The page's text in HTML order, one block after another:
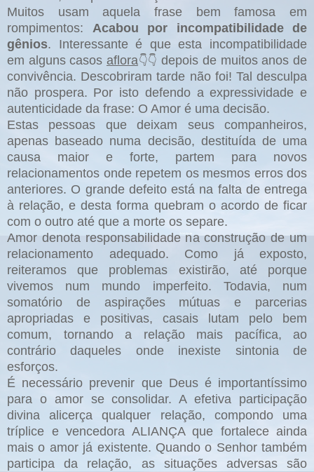
Muitos usam aquela frase bem famosa em
rompimentos: Acabou por incompatibilidade de
gênios. Interessante é que esta incompatibilidade
em alguns casos aflora👇👇 depois de muitos anos de
convivência. Descobriram tarde não foi! Tal desculpa
não prospera. Por isto defendo a expressividade e
autenticidade da frase: O Amor é uma decisão.
Estas pessoas que deixam seus companheiros,
apenas baseado numa decisão, destituída de uma
causa maior e forte, partem para novos
relacionamentos onde repetem os mesmos erros dos
anteriores. O grande defeito está na falta de entrega
à relação, e desta forma quebram o acordo de ficar
com o outro até que a morte os separe.
Amor denota responsabilidade na construção de um
relacionamento adequado. Como já exposto,
reiteramos que problemas existirão, até porque
vivemos num mundo imperfeito. Todavia, num
somatório de aspirações mútuas e parcerias
apropriadas e positivas, casais lutam pelo bem
comum, tornando a relação mais pacífica, ao
contrário daqueles onde inexiste sintonia de
esforços.
É necessário prevenir que Deus é importantíssimo
para o amor se consolidar. A efetiva participação
divina alicerça qualquer relação, compondo uma
tríplice e vencedora ALIANÇA que fortalece ainda
mais o amor já existente. Quando o Senhor também
participa da relação, as situações adversas são